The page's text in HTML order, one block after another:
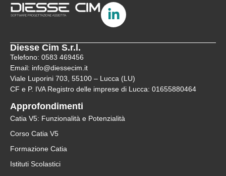
Diesse Cim S.r.l.
Telefono: 0583 469456
Email: info@diessecim.it
Viale Luporini 703, 55100 – Lucca (LU)
CF e P. IVA Registro delle imprese di Lucca: 01655880464
Approfondimenti
Catia V5: Funzionalità e Potenzialità
Corso Catia V5
Formazione Catia
Istituti Scolastici